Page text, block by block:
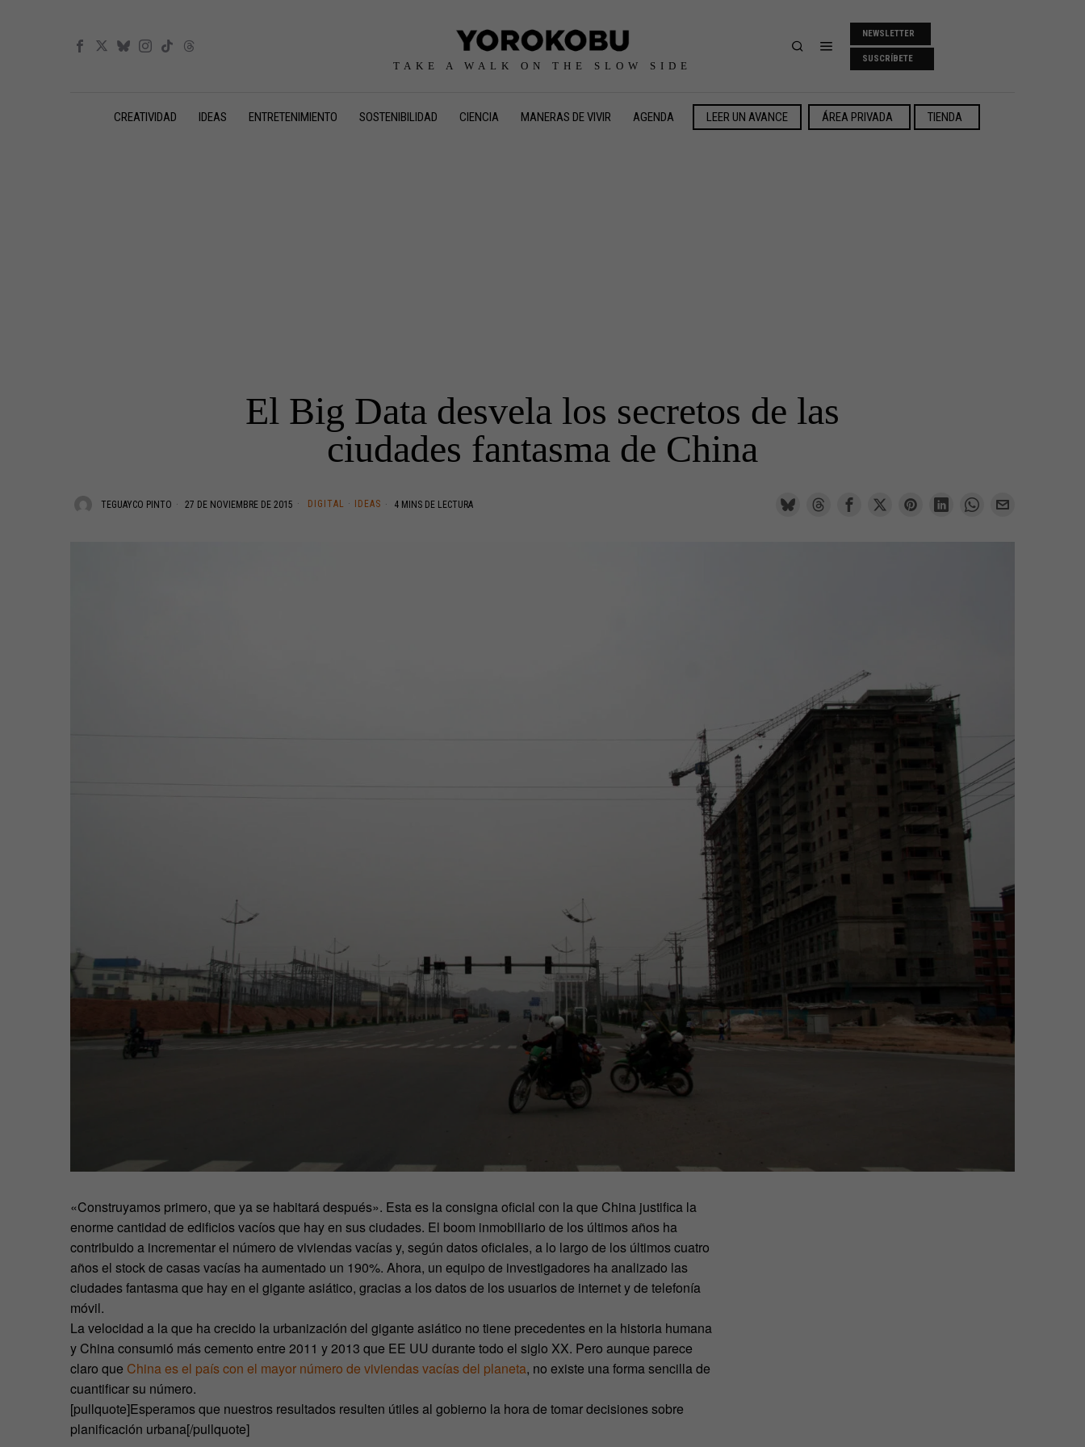
TAKE A WALK ON THE SLOW SIDE
NEWSLETTER
SUSCRÍBETE
CREATIVIDAD IDEAS ENTRETENIMIENTO SOSTENIBILIDAD CIENCIA MANERAS DE VIVIR AGENDA LEER UN AVANCE ÁREA PRIVADA TIENDA
El Big Data desvela los secretos de las
ciudades fantasma de China
TEGUAYCO PINTO 27 DE NOVIEMBRE DE 2015 DIGITAL · IDEAS 4 MINS DE LECTURA
«Construyamos primero, que ya se habitará después». Esta es la consigna oficial con la que China justifica la
enorme cantidad de edificios vacíos que hay en sus ciudades. El boom inmobiliario de los últimos años ha
contribuido a incrementar el número de viviendas vacías y, según datos oficiales, a lo largo de los últimos cuatro
años el stock de casas vacías ha aumentado un 190%. Ahora, un equipo de investigadores ha analizado las
ciudades fantasma que hay en el gigante asiático, gracias a los datos de los usuarios de internet y de telefonía
móvil.
La velocidad a la que ha crecido la urbanización del gigante asiático no tiene precedentes en la historia humana
y China consumió más cemento entre 2011 y 2013 que EE UU durante todo el siglo XX. Pero aunque parece
claro que China es el país con el mayor número de viviendas vacías del planeta, no existe una forma sencilla de
cuantificar su número.
[pullquote]Esperamos que nuestros resultados resulten útiles al gobierno la hora de tomar decisiones sobre
planificación urbana[/pullquote]